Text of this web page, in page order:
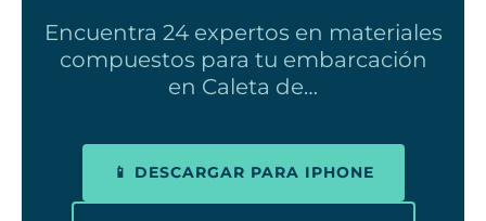
Encuentra 24 expertos en materiales
compuestos para tu embarcación
en Caleta de…
📱 DESCARGAR PARA IPHONE